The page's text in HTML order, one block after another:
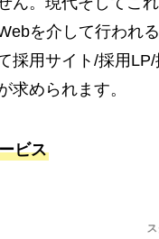
を介して行われ
採用サイト/採用
求められます。
ビス